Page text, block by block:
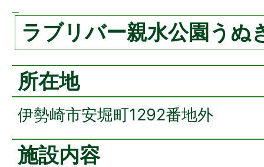
ラブリバー親水公園うぬ
所在地
伊勢崎市安堀町1292番地外
施設内容